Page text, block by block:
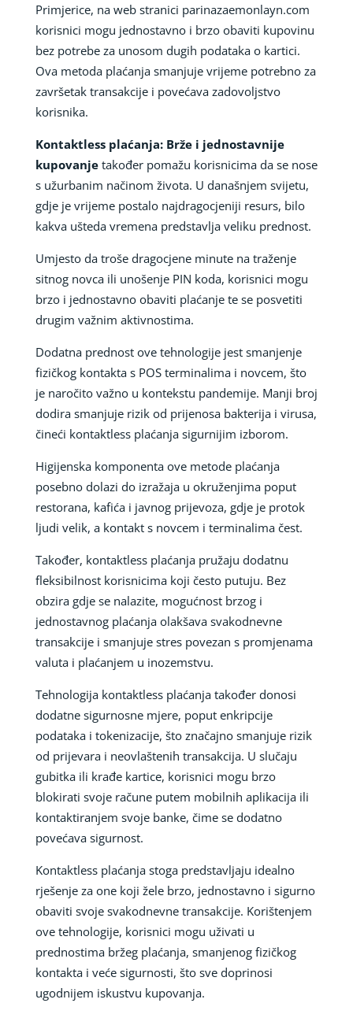
Primjerice, na web stranici parinazaemonlayn.com
korisnici mogu jednostavno i brzo obaviti kupovinu
bez potrebe za unosom dugih podataka o kartici.
Ova metoda plaćanja smanjuje vrijeme potrebno za
završetak transakcije i povećava zadovoljstvo
korisnika.
Kontaktless plaćanja: Brže i jednostavnije
kupovanjetakođer pomažu korisnicima da se nose
s užurbanim načinom života. U današnjem svijetu,
gdje je vrijeme postalo najdragocjeniji resurs, bilo
kakva ušteda vremena predstavlja veliku prednost.
Umjesto da troše dragocjene minute na traženje
sitnog novca ili unošenje PIN koda, korisnici mogu
brzo i jednostavno obaviti plaćanje te se posvetiti
drugim važnim aktivnostima.
Dodatna prednost ove tehnologije jest smanjenje
fizičkog kontakta s POS terminalima i novcem, što
je naročito važno u kontekstu pandemije. Manji broj
dodira smanjuje rizik od prijenosa bakterija i virusa,
čineći kontaktless plaćanja sigurnijim izborom.
Higijenska komponenta ove metode plaćanja
posebno dolazi do izražaja u okruženjima poput
restorana, kafića i javnog prijevoza, gdje je protok
ljudi velik, a kontakt s novcem i terminalima čest.
Također, kontaktless plaćanja pružaju dodatnu
fleksibilnost korisnicima koji često putuju. Bez
obzira gdje se nalazite, mogućnost brzog i
jednostavnog plaćanja olakšava svakodnevne
transakcije i smanjuje stres povezan s promjenama
valuta i plaćanjem u inozemstvu.
Tehnologija kontaktless plaćanja također donosi
dodatne sigurnosne mjere, poput enkripcije
podataka i tokenizacije, što značajno smanjuje rizik
od prijevara i neovlaštenih transakcija. U slučaju
gubitka ili krađe kartice, korisnici mogu brzo
blokirati svoje račune putem mobilnih aplikacija ili
kontaktiranjem svoje banke, čime se dodatno
povećava sigurnost.
Kontaktless plaćanja stoga predstavljaju idealno
rješenje za one koji žele brzo, jednostavno i sigurno
obaviti svoje svakodnevne transakcije. Korištenjem
ove tehnologije, korisnici mogu uživati u
prednostima bržeg plaćanja, smanjenog fizičkog
kontakta i veće sigurnosti, što sve doprinosi
ugodnijem iskustvu kupovanja.